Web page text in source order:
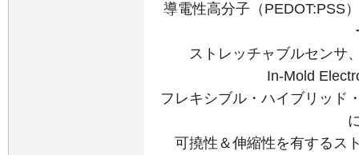
導電性高分子（PEDOT:PSS
ストレッチャブルセンサ
In-Mold
フレキシブル・ハイブリッド
可撓性＆伸縮性を有するス